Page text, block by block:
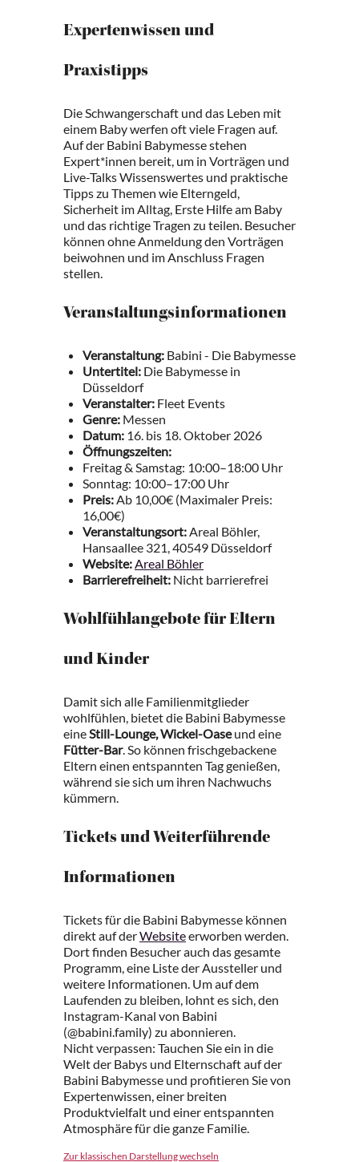
Expertenwissen und
Praxistipps
Die Schwangerschaft und das Leben mit
einem Baby werfen oft viele Fragen auf.
Auf der Babini Babymesse stehen
Expert*innen bereit, um in Vorträgen und
Live-Talks Wissenswertes und praktische
Tipps zu Themen wie Elterngeld,
Sicherheit im Alltag, Erste Hilfe am Baby
und das richtige Tragen zu teilen. Besucher
können ohne Anmeldung den Vorträgen
beiwohnen und im Anschluss Fragen
stellen.
Veranstaltungsinformationen
Veranstaltung: Babini - Die Babymesse
Untertitel: Die Babymesse in
Düsseldorf
Veranstalter: Fleet Events
Genre: Messen
Datum: 16. bis 18. Oktober 2026
Öffnungszeiten:
Freitag & Samstag: 10:00–18:00 Uhr
Sonntag: 10:00–17:00 Uhr
Preis:Ab 10,00€ (Maximaler Preis:
16,00€)
Veranstaltungsort:Areal Böhler,
Hansaallee 321, 40549 Düsseldorf
Website:Areal Böhler
Barrierefreiheit: Nicht barrierefrei
Wohlfühlangebote für Eltern
und Kinder
Damit sich alle Familienmitglieder
wohlfühlen, bietet die Babini Babymesse
eineStill-Lounge, Wickel-Oaseund eine
Fütter-Bar. So können frischgebackene
Eltern einen entspannten Tag genießen,
während sie sich um ihren Nachwuchs
kümmern.
Tickets und Weiterführende
Informationen
Tickets für die Babini Babymesse können
direkt auf derWebsiteerworben werden.
Dort finden Besucher auch das gesamte
Programm, eine Liste der Aussteller und
weitere Informationen. Um auf dem
Laufenden zu bleiben, lohnt es sich, den
Instagram-Kanal von Babini
(@babini.family) zu abonnieren.
Nicht verpassen: Tauchen Sie ein in die
Welt der Babys und Elternschaft auf der
Babini Babymesse und profitieren Sie von
Expertenwissen, einer breiten
Produktvielfalt und einer entspannten
Atmosphäre für die ganze Familie.
Zur klassischen Darstellung wechseln